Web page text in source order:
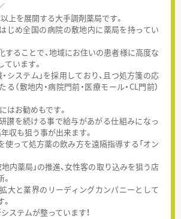
上を展開する大手調剤薬局です。
じめ全国の病院の敷地内に薬局を持ってい
ることで、地域にお住いの患者様に高度な
います。
システム」を採用しており、且つ処方箋の応
（敷地内・病院門前・医療モール・CL門前）
はお勧めもです。
讃を続ける事で給与があがる仕組みになっ
収も狙う事が出来ます。
って処方薬の飲み方を遠隔指導する「オン
内薬局」の推進、女性客の取り込みを狙う店
大と業界のリーディングカンパニーとして
ステムが整っています！